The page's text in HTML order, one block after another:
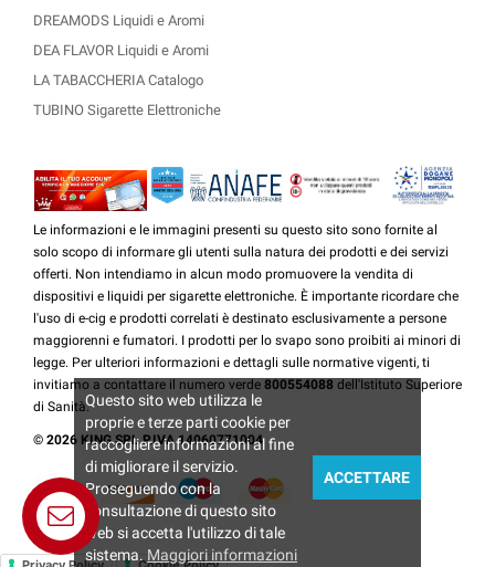
DREAMODS Liquidi e Aromi
DEA FLAVOR Liquidi e Aromi
LA TABACCHERIA Catalogo
TUBINO Sigarette Elettroniche
Le informazioni e le immagini presenti su questo sito sono fornite al
solo scopo di informare gli utenti sulla natura dei prodotti e dei servizi
offerti. Non intendiamo in alcun modo promuovere la vendita di
dispositivi e liquidi per sigarette elettroniche. È importante ricordare che
l'uso di e-cig e prodotti correlati è destinato esclusivamente a persone
maggiorenni e fumatori. I prodotti per lo svapo sono proibiti ai minori di
legge. Per ulteriori informazioni e dettagli sulle normative vigenti, ti
invitiamo a contattare il numero verde 800554088 dell'Istituto Superiore
di Sanità.
© 2026 KING SRL P.IVA 14060771004
Questo sito web utilizza le
proprie e terze parti cookie per
raccogliere informazioni al fine
di migliorare il servizio.
Proseguendo con la
consultazione di questo sito
web si accetta l'utilizzo di tale
sistema. Maggiori informazioni
ACCETTARE